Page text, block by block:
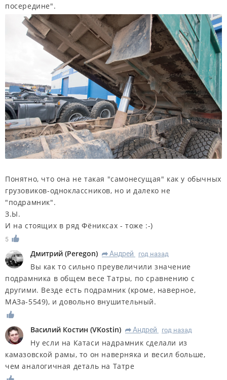
посередине".
Понятно, что она не такая "самонесущая" как у обычных
грузовиков-одноклассников, но и далеко не
"подрамник".
З.Ы.
И на стоящих в ряд Фёниксах - тоже :-)
5
Дмитрий (Peregon) R Андрей год назад
Вы как то сильно преувеличили значение
подрамника в общем весе Татры, по сравнению с
другими. Везде есть подрамник (кроме, наверное,
МАЗа-5549), и довольно внушительный.
Василий Костин (VKostin) R Андрей год назад
Ну если на Катаси надрамник сделали из
камазовской рамы, то он наверняка и весил больше,
чем аналогичная деталь на Татре